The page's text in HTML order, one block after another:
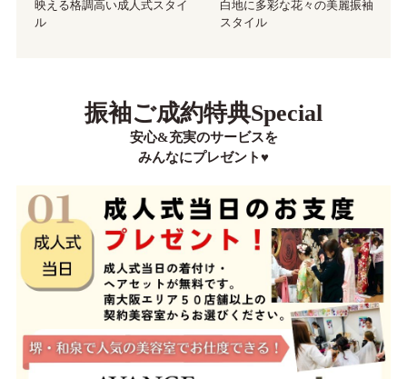
映える格調高い成人式スタイ
ル
白地に多彩な花々の美麗振袖
スタイル
振袖ご成約特典Special
安心&充実のサービスを
みんなにプレゼント♥